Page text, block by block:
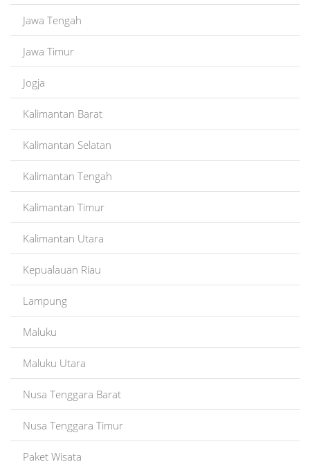
Jawa Tengah
Jawa Timur
Jogja
Kalimantan Barat
Kalimantan Selatan
Kalimantan Tengah
Kalimantan Timur
Kalimantan Utara
Kepualauan Riau
Lampung
Maluku
Maluku Utara
Nusa Tenggara Barat
Nusa Tenggara Timur
Paket Wisata